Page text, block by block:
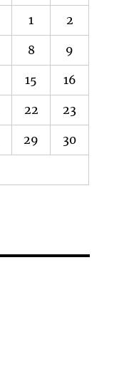
1 2
8 9
15 16
22 23
29 30